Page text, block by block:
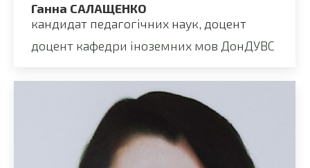
Ганна САЛАЩЕНКО
кандидат педагогічних наук, доцент
доцент кафедри іноземних мов ДонДУВС